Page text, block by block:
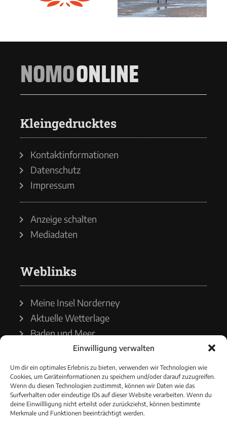
Einwilligung verwalten
Um dir ein optimales Erlebnis zu bieten, verwenden wir Technologien wie
Cookies, um Geräteinformationen zu speichern und/oder darauf zuzugreifen.
Wenn du diesen Technologien zustimmst, können wir Daten wie das
Surfverhalten oder eindeutige IDs auf dieser Website verarbeiten. Wenn du
deine Einwillligung nicht erteilst oder zurückziehst, können bestimmte
Merkmale und Funktionen beeinträchtigt werden.
NOMOONLINE
Kleingedrucktes
Kontaktinformationen
Datenschutz
Impressum
Anzeige schalten
Mediadaten
Weblinks
Meine Insel Norderney
Aktuelle Wetterlage
Baden und Meer
Wetterdienst
Wasserstände
Schiffsverkehr